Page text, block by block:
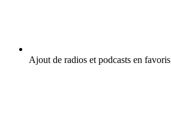
Ajout de radios et podcasts en favoris